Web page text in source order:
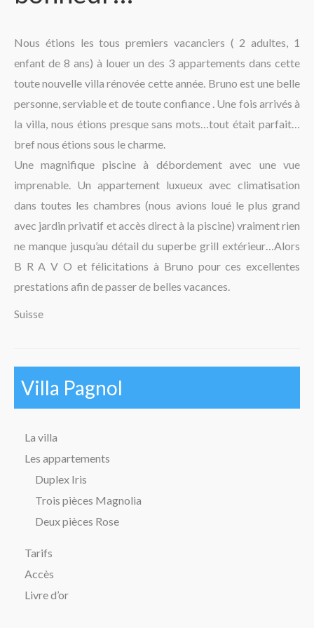
Nous étions les tous premiers vacanciers ( 2 adultes, 1
enfant de 8 ans) à louer un des 3 appartements dans cette
toute nouvelle villa rénovée cette année. Bruno est une belle
personne, serviable et de toute confiance . Une fois arrivés à
la villa, nous étions presque sans mots…tout était parfait…
bref nous étions sous le charme.
Une magnifique piscine à débordement avec une vue
imprenable. Un appartement luxueux avec climatisation
dans toutes les chambres (nous avions loué le plus grand
avec jardin privatif et accès direct à la piscine) vraiment rien
ne manque jusqu’au détail du superbe grill extérieur…Alors
B R A V O et félicitations à Bruno pour ces excellentes
prestations afin de passer de belles vacances.
Suisse
Villa Pagnol
La villa
Les appartements
Duplex Iris
Trois pièces Magnolia
Deux pièces Rose
Tarifs
Accès
Livre d’or